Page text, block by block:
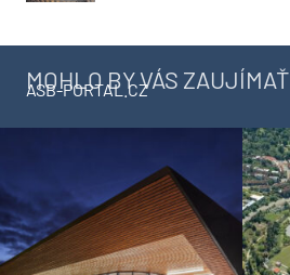
MOHLO BY VÁS ZAUJÍMAŤ
ASB-PORTAL.CZ